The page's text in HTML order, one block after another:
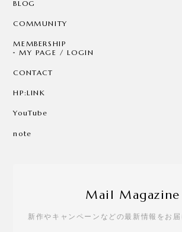
BLOG
COMMUNITY
MEMBERSHIP
MY PAGE / LOGIN
CONTACT
HP:LINK
YouTube
note
Mail Magazine
新作やキャンペーンなどの最新情報をお届